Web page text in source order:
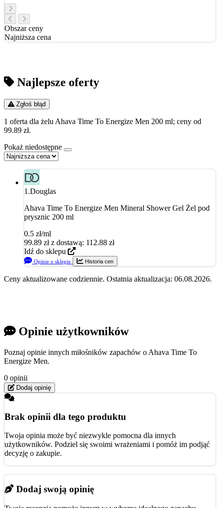
Obszar ceny
Najniższa cena
Najlepsze oferty
Zgłoś błąd
1 oferta dla żelu Ahava Time To Energize Men 200 ml; ceny od
99.89 zł.
Pokaż niedostępne
1.Douglas
Ahava Time To Energize Men Mineral Shower Gel Żel pod
prysznic 200 ml
0.5 zł/ml
99.89 zł z dostawą: 112.88 zł
Idź do sklepu
Opinie o sklepie Historia cen
Ceny aktualizowane codziennie. Ostatnia aktualizacja: 06.08.2026.
Opinie użytkowników
Poznaj opinie innych miłośników zapachów o Ahava Time To
Energize Men.
0 opinii
Dodaj opinię
Brak opinii dla tego produktu
Twoja opinia może być niezwykle pomocna dla innych
użytkowników. Podziel się swoimi wrażeniami i pomóż im podjąć
decyzję o zakupie.
Dodaj swoją opinię